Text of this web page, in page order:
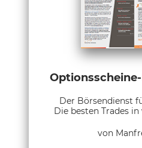
Der Börsendienst
Die besten Trades
von